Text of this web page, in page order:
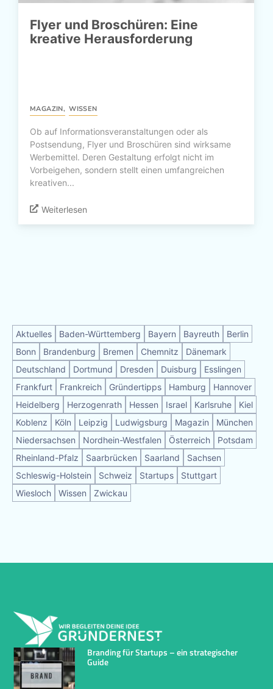
Flyer und Broschüren: Eine
kreative Herausforderung
MAGAZIN, WISSEN
Ob auf Informationsveranstaltungen oder als
Postsendung, Flyer und Broschüren sind wirksame
Werbemittel. Deren Gestaltung erfolgt nicht im
Vorbeigehen, sondern stellt einen umfangreichen
kreativen...
Weiterlesen
Aktuelles Baden-Württemberg Bayern Bayreuth
Berlin
Bonn
Brandenburg Bremen Chemnitz
Dänemark
Deutschland
Dortmund Dresden Duisburg
Esslingen
Frankfurt
Frankreich Gründertipps Hamburg
Hannover
Heidelberg
Herzogenrath Hessen Israel Karlsruhe
Kiel
Koblenz
Köln Leipzig Ludwigsburg Magazin
München
Niedersachsen
Nordhein-Westfalen Österreich
Potsdam
Rheinland-Pfalz
Saarbrücken Saarland
Sachsen
Schleswig-Holstein
Schweiz Startups
Stuttgart
Wiesloch
Wissen Zwickau
Branding für Startups – ein strategischer
Guide